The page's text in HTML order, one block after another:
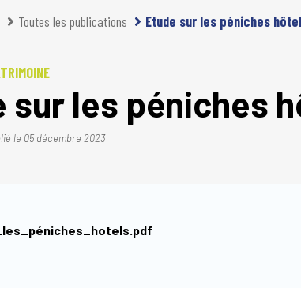
Toutes les publications Etude sur les péniches
sur les péniches
le 05 décembre 2023